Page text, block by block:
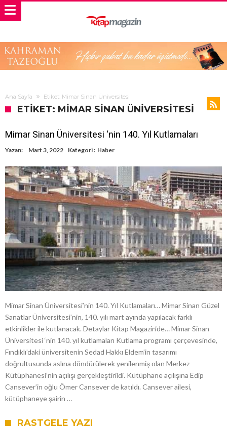
Ana Sayfa Etiket: Mimar Sinan Üniversitesi
ETIKET: MIMAR SINAN ÜNIVERSITESI
Mimar Sinan Üniversitesi ‘nin 140. Yıl Kutlamaları
Yazan: Mart 3, 2022 Kategori : Haber
Mimar Sinan Üniversitesi’nin 140. Yıl Kutlamaları… Mimar Sinan Güzel
Sanatlar Üniversitesi’nin, 140. yılı mart ayında yapılacak farklı
etkinlikler ile kutlanacak. Detaylar Kitap Magazin‘de… Mimar Sinan
Üniversitesi ‘nin 140. yıl kutlamaları Kutlama programı çerçevesinde,
Fındıklı’daki üniversitenin Sedad Hakkı Eldem’in tasarımı
doğrultusunda aslına döndürülerek yenilenmiş olan Merkez
Kütüphanesi’nin açılışı gerçekleştirildi. Kütüphane açılışına Edip
Cansever’in oğlu Ömer Cansever de katıldı. Cansever ailesi,
kütüphaneye şairin …
RASTGELE YAZI